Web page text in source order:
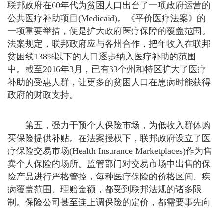
联邦政府在60年代为贫困人口出台了一项政府运营的
公共医疗补助项目(Medicaid)。《平价医疗法案》的
一项重要举措，便是扩大政府医疗保障的覆盖范围。
法案规定，联邦政府应与各州合作，把年收入在联邦
贫困线138%以下的人口逐步纳入医疗补助的范围
中。截至2016年3月，已有33个州和特区扩大了医疗
补助的受惠人群，让更多的贫困人口在患病时能获得
政府的财政支持。
第五，强力干预个人保险市场，为低收入群体购
买保险提供补贴。在法案授权下，联邦政府设立了医
疗保险交易市场(Health Insurance Marketplaces)作为售
卖个人保险的场所。监管部门对交易市场中出售的保
险产品进行严格管控，每种医疗保险的价格区间、疾
病覆盖范围、理赔金额，都受到联邦法规的诸多限
制。保险公司甚至连上调保险的定价，都需要事先向